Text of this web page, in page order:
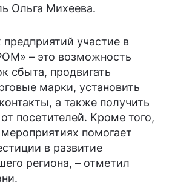
Ольга Михеева.
участие в
– это возможность
сбыта, продвигать
марки, установить
а также получить
посетителей. Кроме того,
помогает
в развитие
региона, – отметил